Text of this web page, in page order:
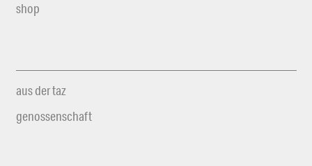
shop
aus der taz
genossenschaft